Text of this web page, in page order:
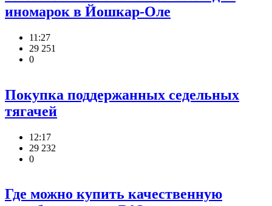
иномарок в Йошкар-Оле
11:27
29 251
0
Покупка поддержанных седельных
тягачей
12:17
29 232
0
Где можно купить качественную